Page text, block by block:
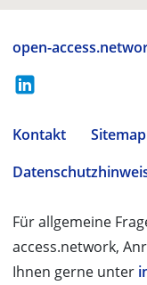
open-
Kontakt Sitemap
Für allgemeine
access.network,
Ihnen gerne unter